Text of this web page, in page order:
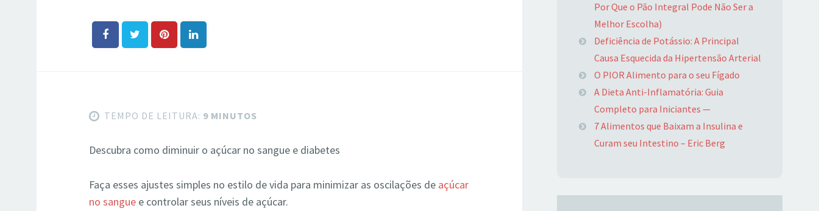
TEMPO DE LEITURA: 9 MINUTOS
Descubra como diminuir o açúcar no sangue e diabetes
Faça esses ajustes simples no estilo de vida para minimizar as oscilações de açúcar
no sangue e controlar seus níveis de açúcar.
Por Que o Pão Integral Pode Não Ser a
Melhor Escolha)
Deficiência de Potássio: A Principal
Causa Esquecida da Hipertensão Arterial
O PIOR Alimento para o seu Fígado
A Dieta Anti-Inflamatória: Guia
Completo para Iniciantes —
7 Alimentos que Baixam a Insulina e
Curam seu Intestino – Eric Berg